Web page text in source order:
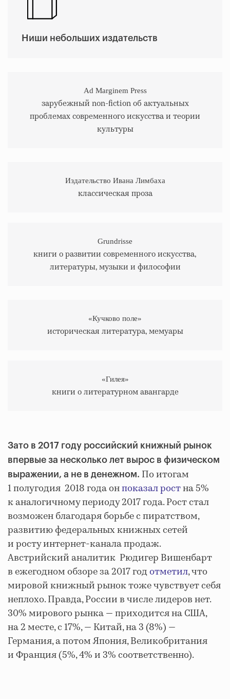
Ниши небольших издательств
Ad Marginem Press
зарубежный non-fiction об актуальных
проблемах современного искусства и теории
культуры
Издательство Ивана Лимбаха
классическая проза
Grundrisse
книги о развитии современного искусства,
литературы, музыки и философии
«Кучково поле»
историческая литература, мемуары
«Гилея»
книги о литературном авангарде
Зато в 2017 году российский книжный рынок
впервые за несколько лет вырос в физическом
выражении, а не в денежном. По итогам
1 полугодия 2018 года онпоказал ростна 5%
к аналогичному периоду 2017 года. Рост стал
возможен благодаря борьбе с пиратством,
развитию федеральных книжных сетей
и росту интернет-канала продаж.
Австрийский аналитик Рюдигер Вишенбарт
в ежегодном обзоре за 2017 годотметил, что
мировой книжный рынок тоже чувствует себя
неплохо. Правда, России в числе лидеров нет.
30% мирового рынка — приходится на США,
на 2 месте, с 17%, — Китай, на 3 (8%) —
Германия, а потом Япония, Великобритания
и Франция (5%, 4% и 3% соответственно).